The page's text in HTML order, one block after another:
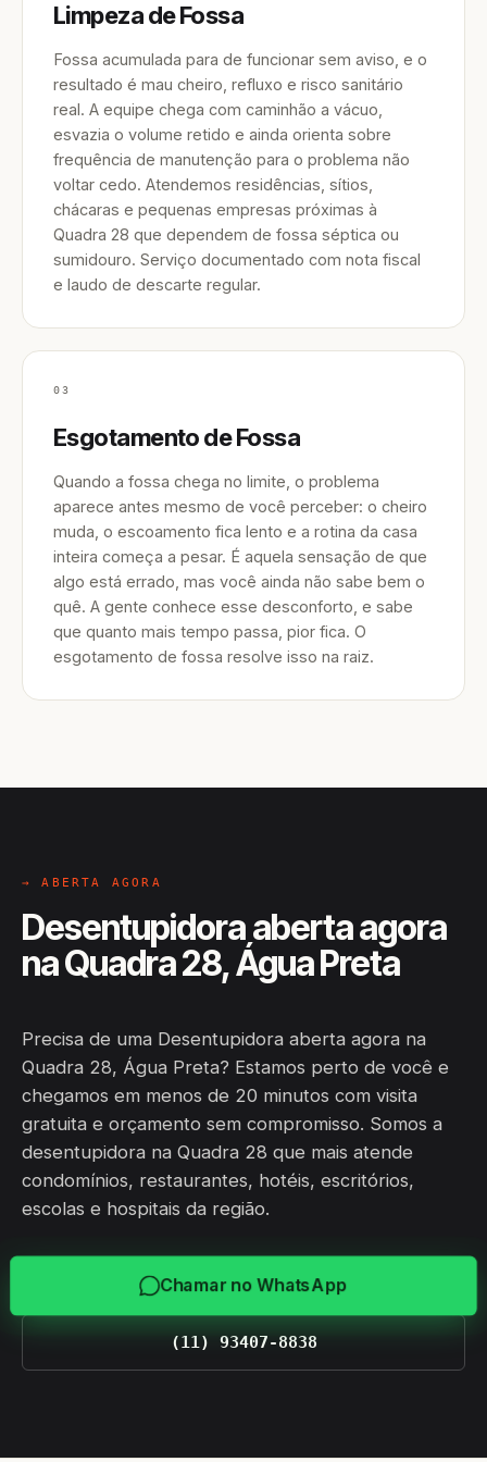
Limpeza de Fossa
Fossa acumulada para de funcionar sem aviso, e o
resultado é mau cheiro, refluxo e risco sanitário
real. A equipe chega com caminhão a vácuo,
esvazia o volume retido e ainda orienta sobre
frequência de manutenção para o problema não
voltar cedo. Atendemos residências, sítios,
chácaras e pequenas empresas próximas à
Quadra 28 que dependem de fossa séptica ou
sumidouro. Serviço documentado com nota fiscal
e laudo de descarte regular.
03
Esgotamento de Fossa
Quando a fossa chega no limite, o problema
aparece antes mesmo de você perceber: o cheiro
muda, o escoamento fica lento e a rotina da casa
inteira começa a pesar. É aquela sensação de que
algo está errado, mas você ainda não sabe bem o
quê. A gente conhece esse desconforto, e sabe
que quanto mais tempo passa, pior fica. O
esgotamento de fossa resolve isso na raiz.
→ ABERTA AGORA
Desentupidora aberta agora
na Quadra 28, Água Preta
Precisa de uma Desentupidora aberta agora na
Quadra 28, Água Preta? Estamos perto de você e
chegamos em menos de 20 minutos com visita
gratuita e orçamento sem compromisso. Somos a
desentupidora na Quadra 28 que mais atende
condomínios, restaurantes, hotéis, escritórios,
escolas e hospitais da região.
Chamar no WhatsApp
(11) 93407-8838